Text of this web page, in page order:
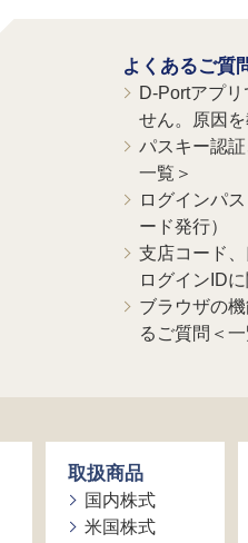
よくあるご質
D-Portアプ
せん。原因
パスキー認
一覧＞
ログインパ
ード発行）
支店コード
ログインID
ブラウザの
るご質問＜
取扱商品
国内株式
米国株式